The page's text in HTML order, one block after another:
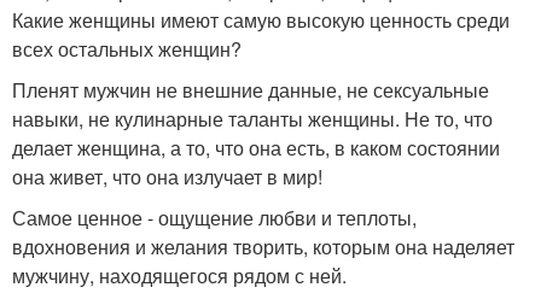
Какие женщины имеют самую высокую ценность среди
всех остальных женщин?
Пленят мужчин не внешние данные, не сексуальные
навыки, не кулинарные таланты женщины. Не то, что
делает женщина, а то, что она есть, в каком состоянии
она живет, что она излучает в мир!
Самое ценное - ощущение любви и теплоты,
вдохновения и желания творить, которым она наделяет
мужчину, находящегося рядом с ней.